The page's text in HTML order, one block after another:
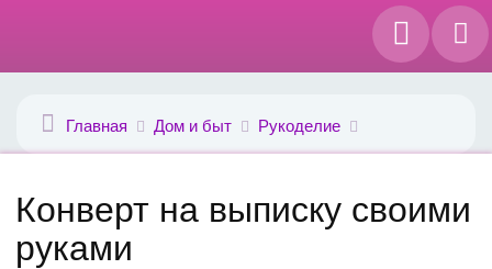
Главная Дом и быт Рукоделие
Конверт на выписку своими
руками